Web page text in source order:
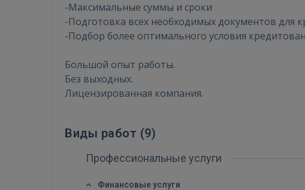
-Максимальные суммы и сроки
-Подготовка всех необходимых документов для
-Подбор более оптимального условия
Большой опыт работы.
Без выходных.
Лицензированная компания.
Виды работ (9)
Профессиональные услуги
Финансовые услуги